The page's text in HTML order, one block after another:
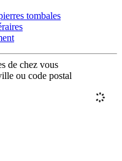
tombales
de chez vous
ou code postal